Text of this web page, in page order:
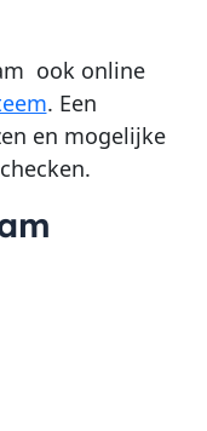
ook online
. Een
en mogelijke